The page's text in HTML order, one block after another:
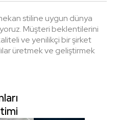
stiline uygun dünya
Müşteri beklentilerini
ve yenilikçi bir şirket
üretmek ve geliştirmek